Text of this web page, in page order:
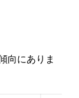
向にありま